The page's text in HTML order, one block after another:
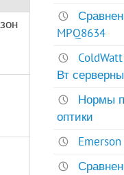
MPQ8634
Вт
Нормы
оптики